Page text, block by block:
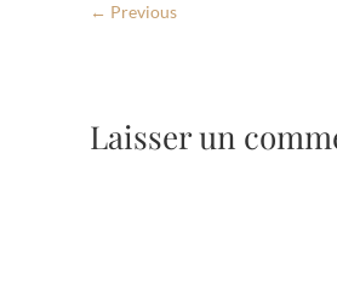
← Previous
Laisser un